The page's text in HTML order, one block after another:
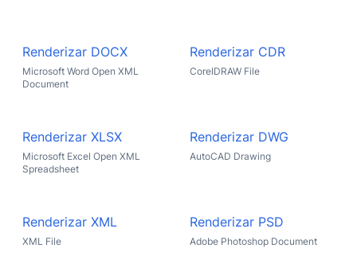
Renderizar DOCX
Microsoft Word Open XML
Document
Renderizar CDR
CorelDRAW File
Renderizar XLSX
Microsoft Excel Open XML
Spreadsheet
Renderizar DWG
AutoCAD Drawing
Renderizar XML
XML File
Renderizar PSD
Adobe Photoshop Document